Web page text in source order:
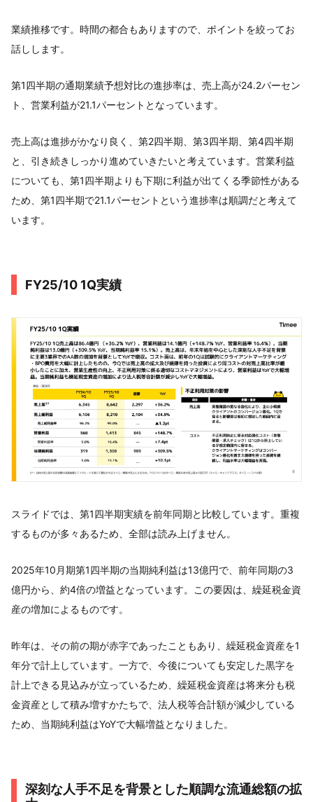
業績推移です。時間の都合もありますので、ポイントを絞ってお
話しします。
第1四半期の通期業績予想対比の進捗率は、売上高が24.2パーセン
ト、営業利益が21.1パーセントとなっています。
売上高は進捗がかなり良く、第2四半期、第3四半期、第4四半期
と、引き続きしっかり進めていきたいと考えています。営業利益
についても、第1四半期よりも下期に利益が出てくる季節性がある
ため、第1四半期で21.1パーセントという進捗率は順調だと考えて
います。
FY25/10 1Q実績
スライドでは、第1四半期実績を前年同期と比較しています。重複
するものが多々あるため、全部は読み上げません。
2025年10月期第1四半期の当期純利益は13億円で、前年同期の3
億円から、約4倍の増益となっています。この要因は、繰延税金資
産の増加によるものです。
昨年は、その前の期が赤字であったこともあり、繰延税金資産を1
年分で計上しています。一方で、今後についても安定した黒字を
計上できる見込みが立っているため、繰延税金資産は将来分も税
金資産として積み増すかたちで、法人税等合計額が減少している
ため、当期純利益はYoYで大幅増益となりました。
深刻な人手不足を背景とした順調な流通総額の拡